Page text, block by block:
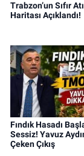
Trabzon’un Sıfır
Haritası Açıklandı!
Fındık Hasadı
Sessiz! Yavuz
Çeken Çıkış